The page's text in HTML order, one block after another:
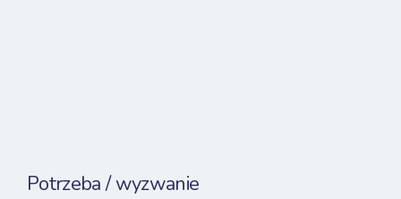
Potrzeba / wyzwanie